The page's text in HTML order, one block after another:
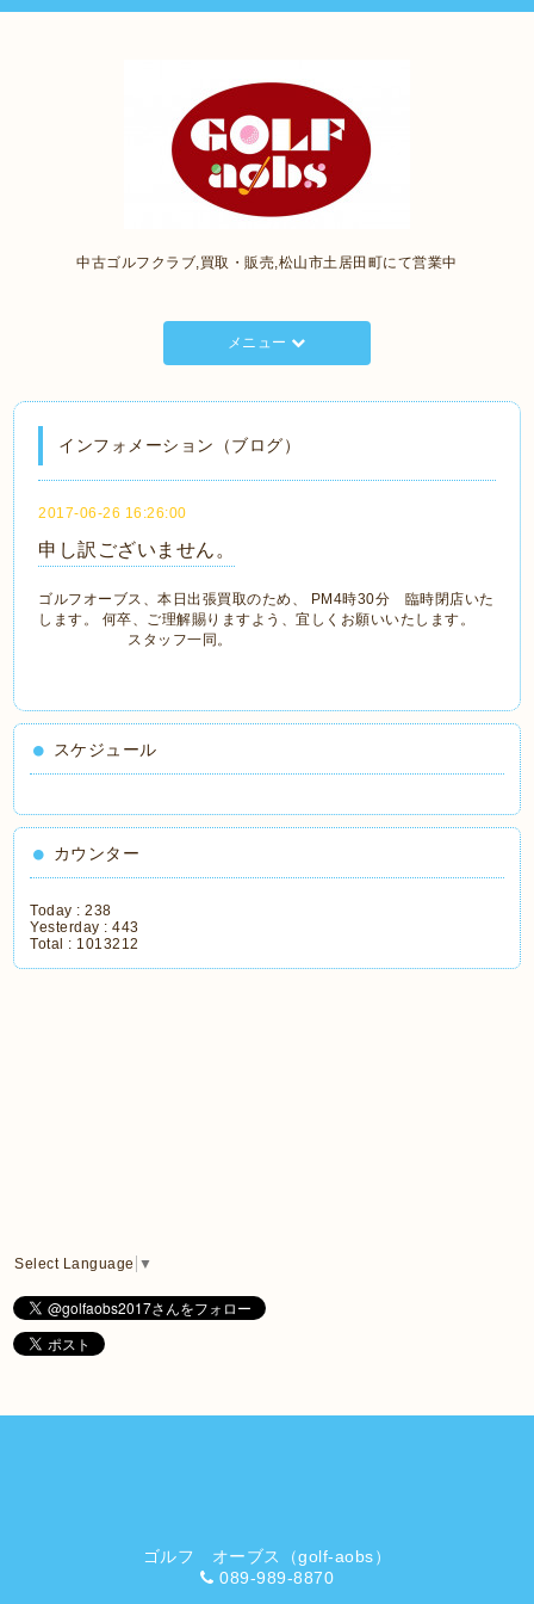
中古ゴルフクラブ,買取・販売,松山市土居田町にて営業中
メニュー
インフォメーション（ブログ）
2017-06-26 16:26:00
申し訳ございません。
ゴルフオーブス、本日出張買取のため、 PM4時30分 臨時閉店いた
します。 何卒、ご理解賜りますよう、宜しくお願いいたします。
スタッフ一同。
スケジュール
カウンター
Today :238
Yesterday :443
Total : 1013212
Select Language ▼
ゴルフ オーブス（golf-aobs）
089-989-8870